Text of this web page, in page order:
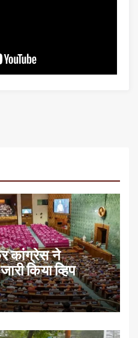
कांग्रेस ने
किया व्हिप